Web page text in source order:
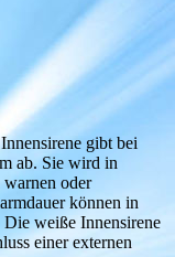
gibt bei
ab. Sie wird in
oder
können in
weiße Innensirene
einer externen